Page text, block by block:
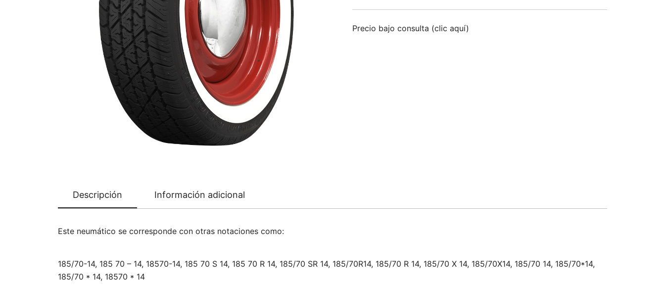
Precio bajo consulta (clic aquí)
Descripción Información adicional
Este neumático se corresponde con otras notaciones como:
185/70-14, 185 70 – 14, 18570-14, 185 70 S 14, 185 70 R 14, 185/70 SR 14, 185/70R14, 185/70 R 14, 185/70 X 14, 185/70X14, 185/70 14, 185/70*14,
185/70 * 14, 18570 * 14